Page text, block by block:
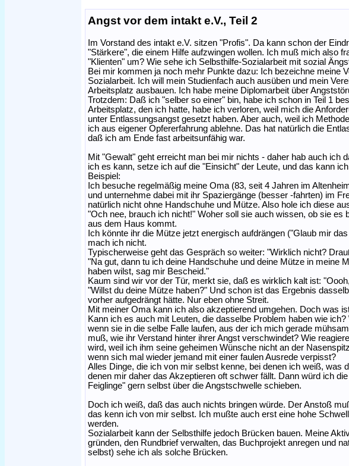
Angst vor dem intakt e.V., Teil 2
Im Vorstand des intakt e.V. sitzen "Profis". Da kann schon der
"Stärkere", die einem Hilfe aufzwingen wollen. Ich muß mich also
"Klienten" um? Wie sehe ich Selbsthilfe-Sozialarbeit mit sozial
Bei mir kommen ja noch mehr Punkte dazu: Ich bezeichne meine
Sozialarbeit. Ich will mein Studienfach auch ausüben und mein
Arbeitsplatz ausbauen. Ich habe meine Diplomarbeit über
Trotzdem: Daß ich "selber so einer" bin, habe ich schon in Teil 1
Arbeitsplatz, den ich hatte, habe ich verloren, weil mich die
unter Entlassungsangst gesetzt haben. Aber auch, weil ich
ich aus eigener Opfererfahrung ablehne. Das hat natürlich die
daß ich am Ende fast arbeitsunfähig war.
Mit "Gewalt" geht erreicht man bei mir nichts - daher hab auch ich
ich es kann, setze ich auf die "Einsicht" der Leute, und das kann
Beispiel:
Ich besuche regelmäßig meine Oma (83, seit 4 Jahren im
und unternehme dabei mit ihr Spaziergänge (besser -fahrten) im
natürlich nicht ohne Handschuhe und Mütze. Also hole ich diese
"Och nee, brauch ich nicht!" Woher soll sie auch wissen, ob sie es
aus dem Haus kommt.
Ich könnte ihr die Mütze jetzt energisch aufdrängen ("Glaub mir
mach ich nicht.
Typischerweise geht das Gespräch so weiter: "Wirklich nicht?
"Na gut, dann tu ich deine Handschuhe und deine Mütze in meine
haben wilst, sag mir Bescheid."
Kaum sind wir vor der Tür, merkt sie, daß es wirklich kalt ist:
"Willst du deine Mütze haben?" Und schon ist das Ergebnis
vorher aufgedrängt hätte. Nur eben ohne Streit.
Mit meiner Oma kann ich also akzeptierend umgehen. Doch was
Kann ich es auch mit Leuten, die dasselbe Problem haben wie
wenn sie in die selbe Falle laufen, aus der ich mich gerade
muß, wie ihr Verstand hinter ihrer Angst verschwindet? Wie
wird, weil ich ihm seine geheimen Wünsche nicht an der
wenn sich mal wieder jemand mit einer faulen Ausrede verpisst?
Alles Dinge, die ich von mir selbst kenne, bei denen ich weiß, was
denen mir daher das Akzeptieren oft schwer fällt. Dann würd ich
Feiglinge" gern selbst über die Angstschwelle schieben.
Doch ich weiß, daß das auch nichts bringen würde. Der Anstoß
das kenn ich von mir selbst. Ich mußte auch erst eine hohe
werden.
Sozialarbeit kann der Selbsthilfe jedoch Brücken bauen. Meine
gründen, den Rundbrief verwalten, das Buchprojekt anregen und
selbst) sehe ich als solche Brücken.